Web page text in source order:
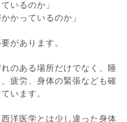
いるのか」
かっているのか」
があります。
のある場所だけでなく、睡
疲労、身体の緊張なども確
います。
洋医学とは少し違った身体